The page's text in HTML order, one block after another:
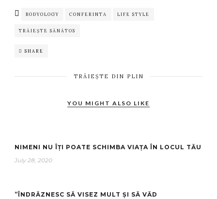
BODYOLOGY CONFERINTA LIFE STYLE
TRĂIEȘTE SĂNĂTOS
SHARE
TRĂIEȘTE DIN PLIN
YOU MIGHT ALSO LIKE
NIMENI NU ÎȚI POATE SCHIMBA VIAȚA ÎN LOCUL TĂU
July 28, 2020
”ÎNDRĂZNESC SĂ VISEZ MULT ȘI SĂ VĂD